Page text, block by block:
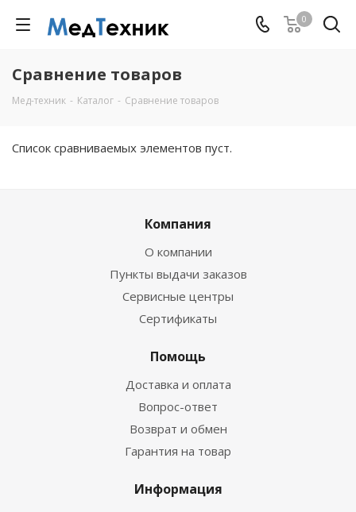
0
Сравнение товаров
Мед-техник - Каталог - Сравнение товаров
Список сравниваемых элементов пуст.
Компания
О компании
Пункты выдачи заказов
Сервисные центры
Сертификаты
Помощь
Доставка и оплата
Вопрос-ответ
Возврат и обмен
Гарантия на товар
Информация